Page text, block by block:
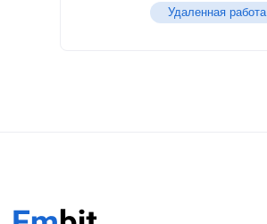
Удаленная работа